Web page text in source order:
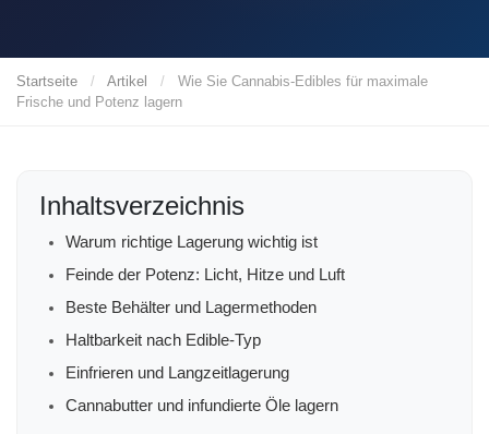
Startseite / Artikel /
Wie Sie Cannabis-Edibles für maximale
Frische und Potenz lagern
Inhaltsverzeichnis
Warum richtige Lagerung wichtig ist
Feinde der Potenz: Licht, Hitze und Luft
Beste Behälter und Lagermethoden
Haltbarkeit nach Edible-Typ
Einfrieren und Langzeitlagerung
Cannabutter und infundierte Öle lagern